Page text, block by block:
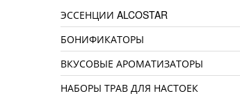
ЭССЕНЦИИ ALCOSTAR
БОНИФИКАТОРЫ
ВКУСОВЫЕ АРОМАТИЗАТОРЫ
НАБОРЫ ТРАВ ДЛЯ НАСТОЕК